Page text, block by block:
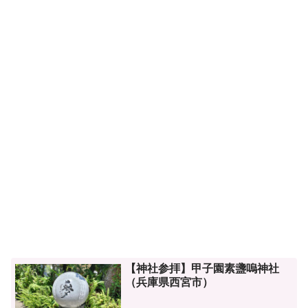
【神社参拝】甲子園素盞嗚神社
（兵庫県西宮市）